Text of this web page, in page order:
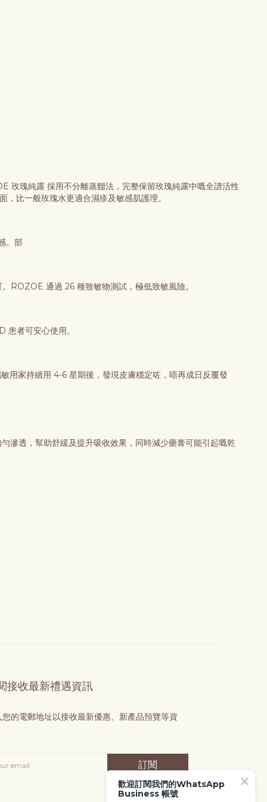
玫瑰純露 採用不分離蒸餾法，完整保留玫瑰純露中嘅全譜活性
比一般玫瑰水更適合濕疹及敏感肌護理。
。部
ROZOE 通過 26 種致敏物測試，極低致敏風險。
者可安心使用。
用家持續用 4-6 星期後，發現皮膚穩定咗，唔再成日反覆發
滲透，幫助舒緩及提升吸收效果，同時減少藥膏可能引起嘅乾
接收最新禮遇資訊
您的電郵地址以接收最新優惠、新產品預覽等資
訂閱
歡迎訂閱我們的WhatsApp
Business 帳號